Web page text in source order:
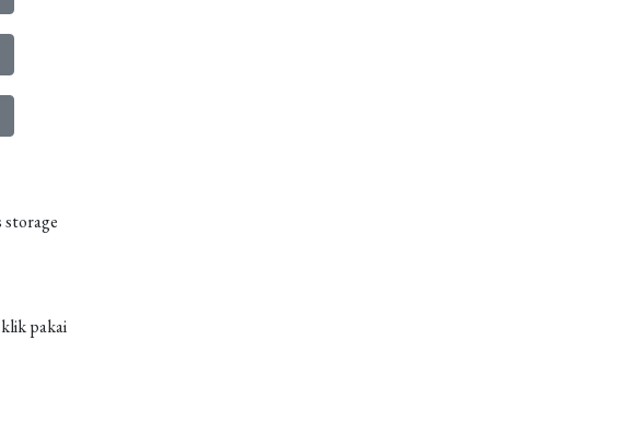
storage
pakai